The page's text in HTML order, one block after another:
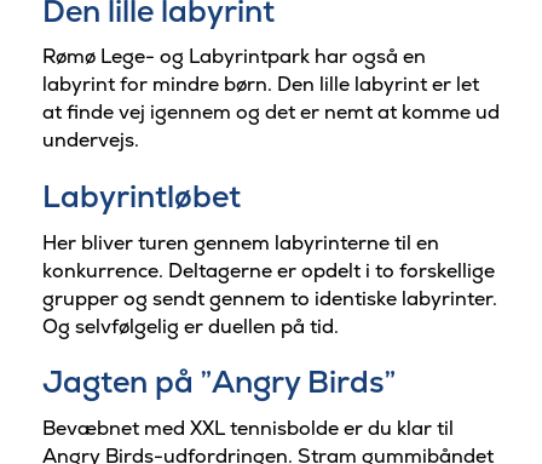
Den lille labyrint
Rømø Lege- og Labyrintpark har også en
labyrint for mindre børn. Den lille labyrint er let
at finde vej igennem og det er nemt at komme ud
undervejs.
Labyrintløbet
Her bliver turen gennem labyrinterne til en
konkurrence. Deltagerne er opdelt i to forskellige
grupper og sendt gennem to identiske labyrinter.
Og selvfølgelig er duellen på tid.
Jagten på ”Angry Birds”
Bevæbnet med XXL tennisbolde er du klar til
Angry Birds-udfordringen. Stram gummibåndet